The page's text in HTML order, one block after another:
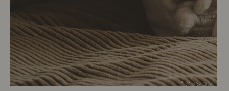
# クッション